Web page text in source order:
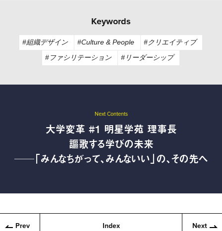
Keywords
#組織デザイン #Culture & People
#クリエイティブ
#ファシリテーション
#リーダーシップ
Next Contents
大学変革 #1 明星学苑 理事長
謳歌する学びの未来
──「みんなちがって、みんないい」の、その先へ
Prev Index Next